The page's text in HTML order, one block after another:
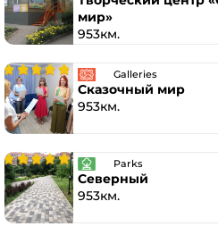
мир»
953км.
Galleries
Сказочный мир
953км.
Parks
Северный
953км.